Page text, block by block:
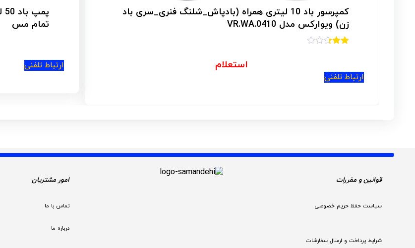
پمپ باد 50 لیتر آلاندو_بدون روغن(مدل50.850W)با موتور
تمام مس
کمپرسور باد 12 لیتری اینتیمکس مدل 12L
ارتباط تلفنی
قوانین و مقررات
سیاست حفظ حریم خصوصی
شرایط پرداخت و ارسال سفارشات
امور مشتریان
تماس با ما
درباره ما